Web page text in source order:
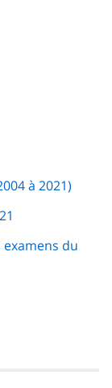
à 2021)
du